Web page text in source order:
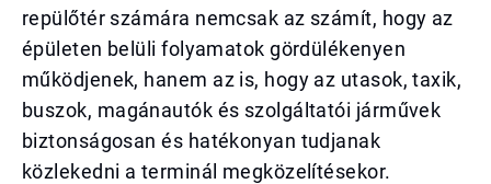
repülőtér számára nemcsak az számít, hogy az
épületen belüli folyamatok gördülékenyen
működjenek, hanem az is, hogy az utasok, taxik,
buszok, magánautók és szolgáltatói járművek
biztonságosan és hatékonyan tudjanak
közlekedni a terminál megközelítésekor.